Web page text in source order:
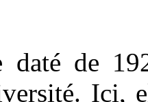
daté de
Ici,